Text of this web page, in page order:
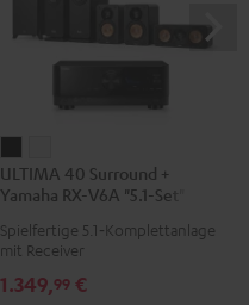
40
Surround
+
Yamaha
RX-
40
Surround
+
Yamaha
RX-
ULTIMA 40 Surround +
Yamaha RX-V6A "5.1-Set"
Spielfertige 5.1‑Komplettanlage
mit Receiver
1.349,99 €